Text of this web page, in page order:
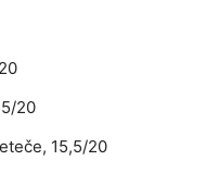
20
15,5/20